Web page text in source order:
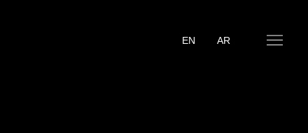
EN AR